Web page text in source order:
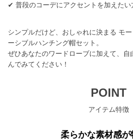
✔︎ 普段のコーデにアクセントを加えたい
シンプルだけど、おしゃれに決まる モ
ーシブルハンチング帽セット。
ぜひあなたのワードローブに加えて、自
んでみてください！
POINT
アイテム特徴
柔らかな素材感が